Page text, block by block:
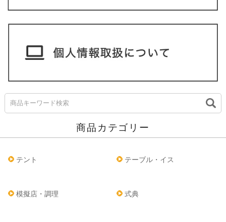
商品カテゴリー
テント テーブル・イス
模擬店・調理 式典